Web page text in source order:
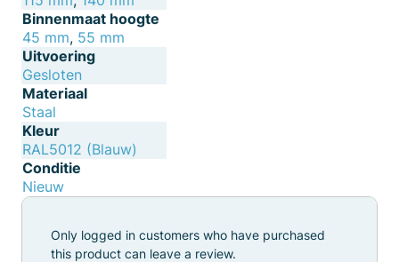
Binnenmaat hoogte
45 mm, 55 mm
Uitvoering
Gesloten
Materiaal
Staal
Kleur
RAL5012 (Blauw)
Conditie
Nieuw
Only logged in customers who have purchased
this product can leave a review.